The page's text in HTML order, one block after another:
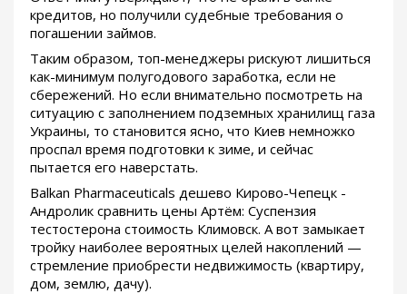
кредитов, но получили судебные требования о
погашении займов.
Таким образом, топ-менеджеры рискуют лишиться
как-минимум полугодового заработка, если не
сбережений. Но если внимательно посмотреть на
ситуацию с заполнением подземных хранилищ газа
Украины, то становится ясно, что Киев немножко
проспал время подготовки к зиме, и сейчас
пытается его наверстать.
Balkan Pharmaceuticals дешево Кирово-Чепецк -
Андролик сравнить цены Артём: Суспензия
тестостерона стоимость Климовск. А вот замыкает
тройку наиболее вероятных целей накоплений —
стремление приобрести недвижимость (квартиру,
дом, землю, дачу).